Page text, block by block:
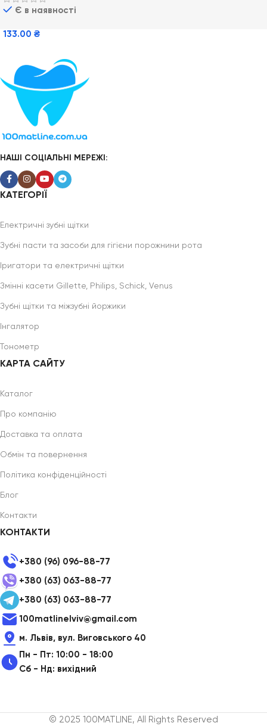
Є в наявності
133.00 ₴
НАШІ СОЦІАЛЬНІ МЕРЕЖІ:
КАТЕГОРІЇ
Електричні зубні щітки
Зубні пасти та засоби для гігієни порожнини рота
Іригатори та електричні щітки
Змінні касети Gillette, Philips, Schick, Venus
Зубні щітки та міжзубні йоржики
Інгалятор
Тонометр
КАРТА САЙТУ
Каталог
Про компанію
Доставка та оплата
Обмін та повернення
Політика конфіденційності
Блог
Контакти
КОНТАКТИ
+380 (96) 096-88-77
+380 (63) 063-88-77
+380 (63) 063-88-77
100matlinelviv@gmail.com
м. Львів, вул. Виговського 40
Пн - Пт: 10:00 - 18:00
Сб - Нд: вихідний
© 2025 100MATLINE, All Rights Reserved